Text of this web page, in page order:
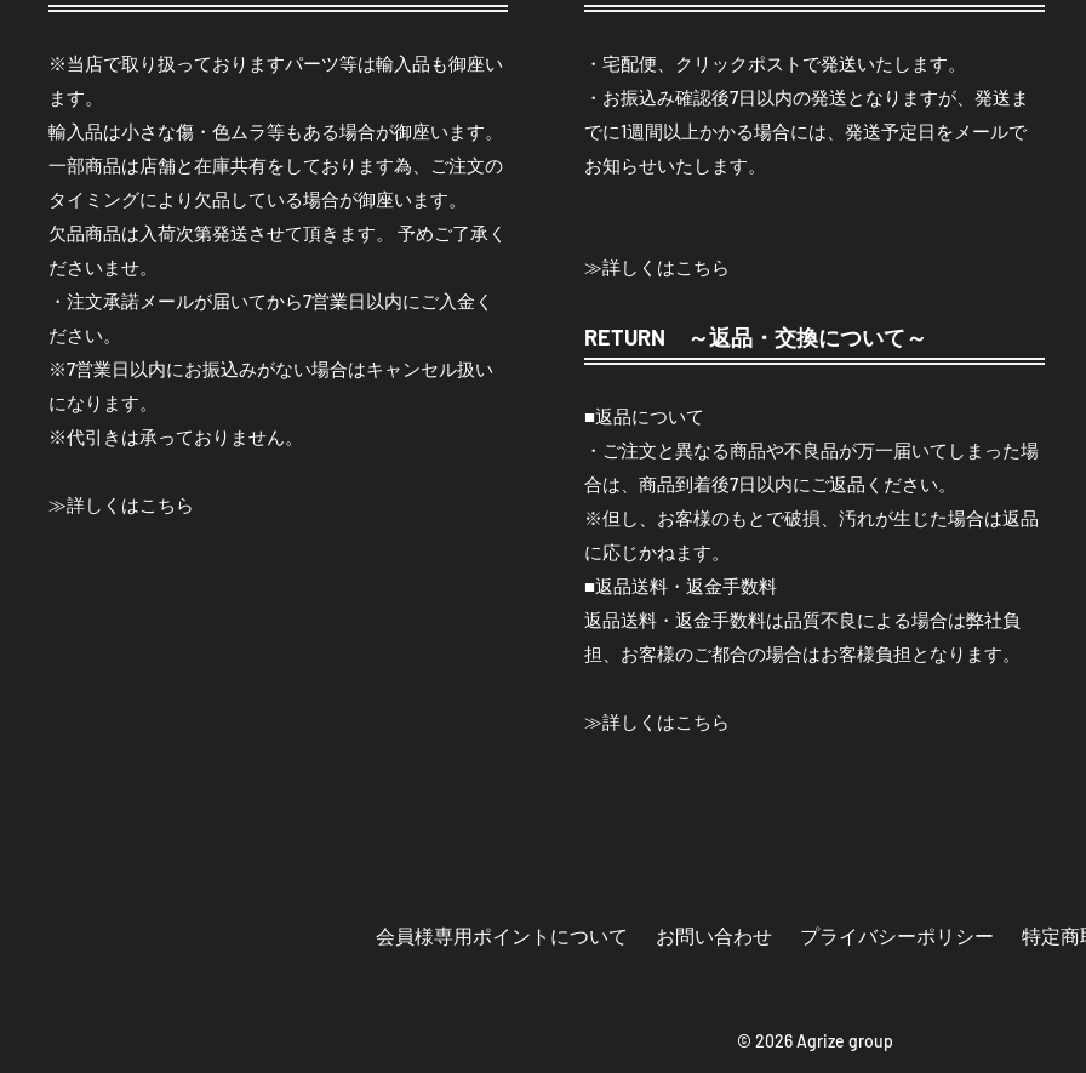
※当店で取り扱っておりますパーツ等は輸入品も御座い
ます。
輸入品は小さな傷・色ムラ等もある場合が御座います。
一部商品は店舗と在庫共有をしております為、ご注文の
タイミングにより欠品している場合が御座います。
欠品商品は入荷次第発送させて頂きます。 予めご了承く
ださいませ。
・注文承諾メールが届いてから7営業日以内にご入金く
ださい。
※7営業日以内にお振込みがない場合はキャンセル扱い
になります。
※代引きは承っておりません。
≫詳しくはこちら
・宅配便、クリックポストで発送いたします。
・お振込み確認後7日以内の発送となりますが、発送ま
でに1週間以上かかる場合には、発送予定日をメールで
お知らせいたします。
≫詳しくはこちら
RETURN ～返品・交換について～
■返品について
・ご注文と異なる商品や不良品が万一届いてしまった場
合は、商品到着後7日以内にご返品ください。
※但し、お客様のもとで破損、汚れが生じた場合は返品
に応じかねます。
■返品送料・返金手数料
返品送料・返金手数料は品質不良による場合は弊社負
担、お客様のご都合の場合はお客様負担となります。
≫詳しくはこちら
会員様専用ポイントについて お問い合わせ プライバシーポリシー 特定商
© 2026 Agrize group